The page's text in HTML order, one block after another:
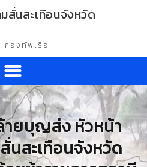
สั่นสะเทือนจังหวัด
กองทัพเรือ
ายบุญส่ง หัวหน้า
นสะเทือนจังหวัด